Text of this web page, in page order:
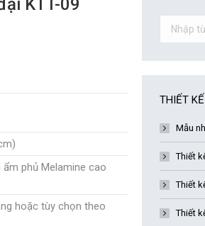
KTT-09
ẩm phủ Melamine cao
hoặc tùy chọn theo
THIẾT
Mẫu
Thiết
Thiết
Thiết